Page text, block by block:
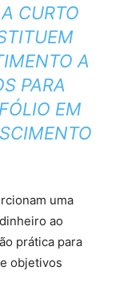
CURTO
A
PARA
EM
uma
ao
prática para
objetivos